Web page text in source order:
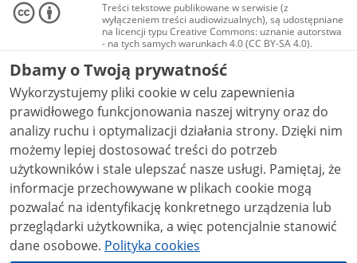
Treści tekstowe publikowane w serwisie (z
wyłączeniem treści audiowizualnych), są udostępniane
na licencji typu Creative Commons: uznanie autorstwa
- na tych samych warunkach 4.0 (CC BY-SA 4.0).
Materiały audiowizualne, w tym zdjęcia, materiały
audio i wideo, są udostępniane na licencji typu
Creative Commons: uznanie autorstwa użycie
niekomercyjne - bez utworów zależnych 4.0 (CC BY-
NC-ND 4.0), o ile nie jest to stwierdzone inaczej.
Dbamy o Twoją prywatność
Wykorzystujemy pliki cookie w celu zapewnienia
prawidłowego funkcjonowania naszej witryny oraz do
analizy ruchu i optymalizacji działania strony. Dzięki nim
możemy lepiej dostosować treści do potrzeb
użytkowników i stale ulepszać nasze usługi. Pamiętaj, że
informacje przechowywane w plikach cookie mogą
pozwalać na identyfikację konkretnego urządzenia lub
przeglądarki użytkownika, a więc potencjalnie stanowić
dane osobowe. Polityka cookies